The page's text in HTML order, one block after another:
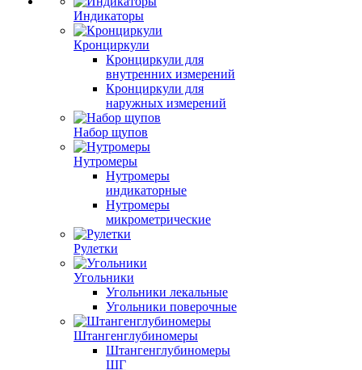
Индикаторы
Кронциркули
Кронциркули для
внутренних измерений
Кронциркули для
наружных измерений
Набор щупов
Нутромеры
Нутромеры
индикаторные
Нутромеры
микрометрические
Рулетки
Угольники
Угольники лекальные
Угольники поверочные
Штангенглубиномеры
Штангенглубиномеры
ШГ